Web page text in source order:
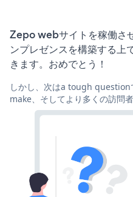
Zepo webサイトを稼働さ
ンプレゼンスを構築する上
きます。おめでとう！
しかし、次はa tough question
make、そしてより多くの訪問